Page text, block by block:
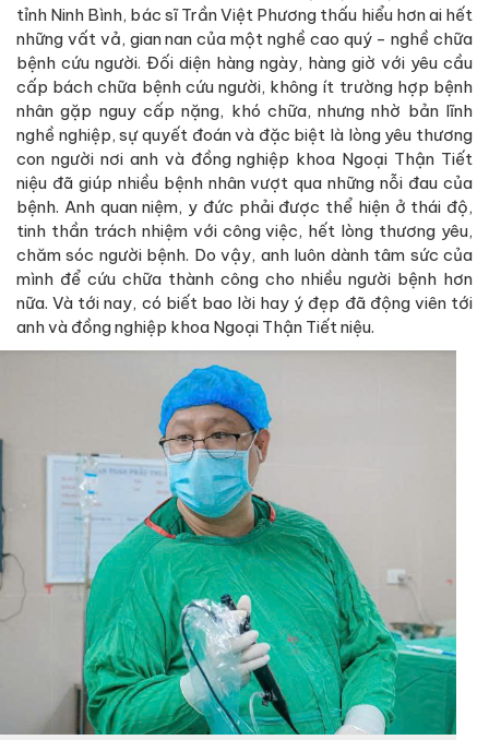
tỉnh Ninh Bình, bác sĩ Trần Việt Phương thấu hiểu hơn ai hết
những vất vả, gian nan của một nghề cao quý - nghề chữa
bệnh cứu người. Đối diện hàng ngày, hàng giờ với yêu cầu
cấp bách chữa bệnh cứu người, không ít trường hợp bệnh
nhân gặp nguy cấp nặng, khó chữa, nhưng nhờ bản lĩnh
nghề nghiệp, sự quyết đoán và đặc biệt là lòng yêu thương
con người nơi anh và đồng nghiệp khoa Ngoại Thận Tiết
niệu đã giúp nhiều bệnh nhân vượt qua những nỗi đau của
bệnh. Anh quan niệm, y đức phải được thể hiện ở thái độ,
tinh thần trách nhiệm với công việc, hết lòng thương yêu,
chăm sóc người bệnh. Do vậy, anh luôn dành tâm sức của
mình để cứu chữa thành công cho nhiều người bệnh hơn
nữa. Và tới nay, có biết bao lời hay ý đẹp đã động viên tới
anh và đồng nghiệp khoa Ngoại Thận Tiết niệu.